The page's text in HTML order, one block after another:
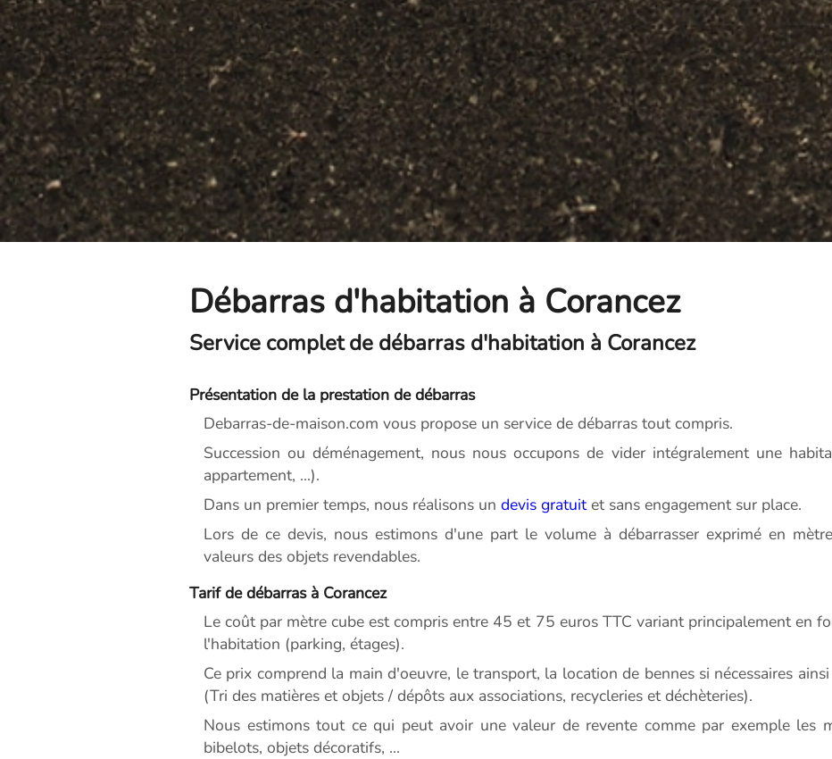
Débarras d'habitation à Corancez
Service complet de débarras d'habitation à Corancez
Présentation de la prestation de débarras
Debarras-de-maison.com vous propose un service de débarras tout compris.
Succession ou déménagement, nous nous occupons de vider intégralement une
appartement, ...).
Dans un premier temps, nous réalisons un devis gratuitet sans engagement sur place.
Lors de ce devis, nous estimons d'une part le volume à débarrasser exprimé en
valeurs des objets revendables.
Tarif de débarras à Corancez
Le coût par mètre cube est compris entre 45 et 75 euros TTC variant principalement en
l'habitation (parking, étages).
Ce prix comprend la main d'oeuvre, le transport, la location de bennes si nécessaires
(Tri des matières et objets / dépôts aux associations, recycleries et déchèteries).
Nous estimons tout ce qui peut avoir une valeur de revente comme par exemple les
bibelots, objets décoratifs, ...